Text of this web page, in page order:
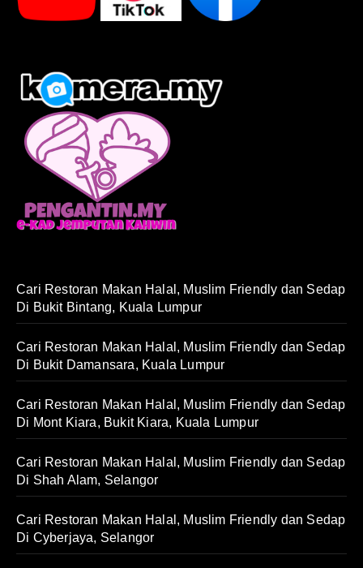
Cari Restoran Makan Halal, Muslim Friendly dan Sedap
Di Bukit Bintang, Kuala Lumpur
Cari Restoran Makan Halal, Muslim Friendly dan Sedap
Di Bukit Damansara, Kuala Lumpur
Cari Restoran Makan Halal, Muslim Friendly dan Sedap
Di Mont Kiara, Bukit Kiara, Kuala Lumpur
Cari Restoran Makan Halal, Muslim Friendly dan Sedap
Di Shah Alam, Selangor
Cari Restoran Makan Halal, Muslim Friendly dan Sedap
Di Cyberjaya, Selangor